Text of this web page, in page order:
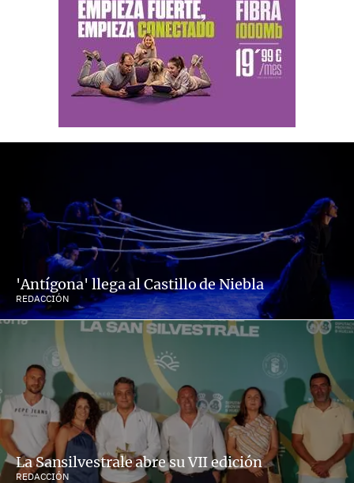
'Antígona' llega al Castillo de Niebla
REDACCIÓN
La Sansilvestrale abre su VII edición
REDACCIÓN